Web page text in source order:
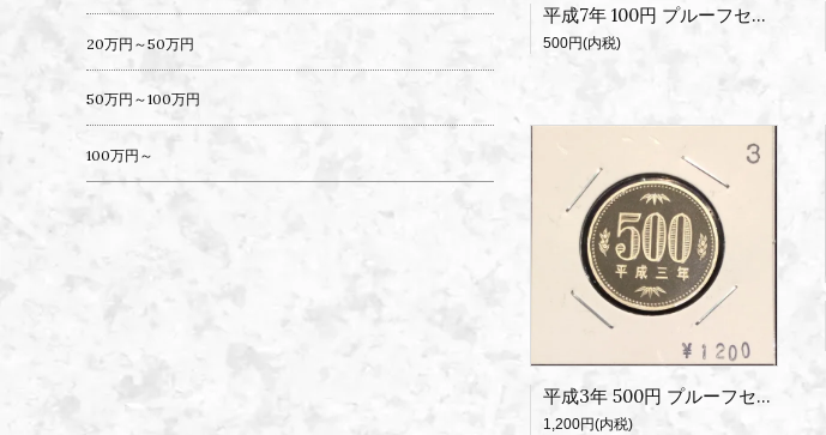
平成7年 100円 プルーフセット出し
500円(内税)
平成3年 500円 プルーフセット出し
1,200円(内税)
20万円～50万円
50万円～100万円
100万円～